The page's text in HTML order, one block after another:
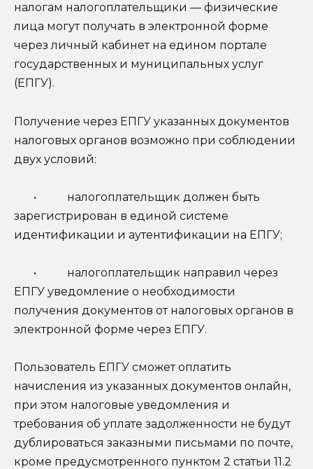
налогам налогоплательщики — физические
лица могут получать в электронной форме
через личный кабинет на едином портале
государственных и муниципальных услуг
(ЕПГУ).
Получение через ЕПГУ указанных документов
налоговых органов возможно при соблюдении
двух условий:
• налогоплательщик должен быть
зарегистрирован в единой системе
идентификации и аутентификации на ЕПГУ;
• налогоплательщик направил через
ЕПГУ уведомление о необходимости
получения документов от налоговых органов в
электронной форме через ЕПГУ.
Пользователь ЕПГУ сможет оплатить
начисления из указанных документов онлайн,
при этом налоговые уведомления и
требования об уплате задолженности не будут
дублироваться заказными письмами по почте,
кроме предусмотренного пунктом 2 статьи 11.2